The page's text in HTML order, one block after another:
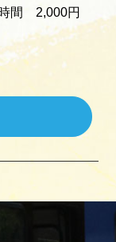
間 2,000円